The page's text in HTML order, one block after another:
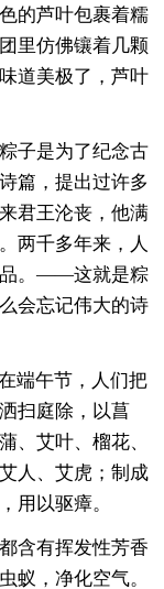
的芦叶包裹着糯
里仿佛镶着几颗
道美极了，芦叶
子是为了纪念古
篇，提出过许多
君王沦丧，他满
两千多年来，人
品。——这就是粽
会忘记伟大的诗
端午节，人们把
扫庭除，以菖
、艾叶、榴花、
人、艾虎；制成
用以驱瘴。
含有挥发性芳香
蚁，净化空气。